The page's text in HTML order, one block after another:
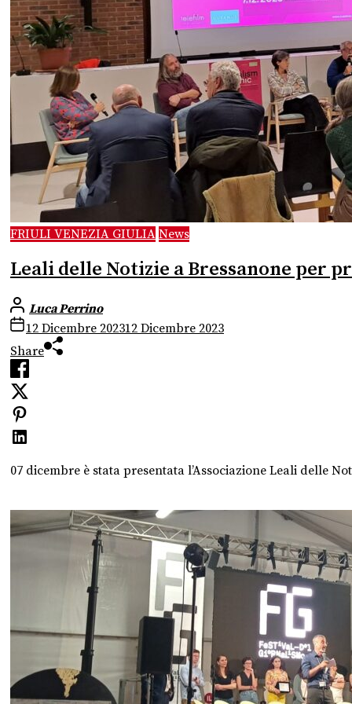
FRIULI VENEZIA GIULIA News
Leali delle Notizie a Bressanone per
Luca Perrino
12 Dicembre 202312 Dicembre 2023
Share
07 dicembre è stata presentata l’Associazione Leali delle